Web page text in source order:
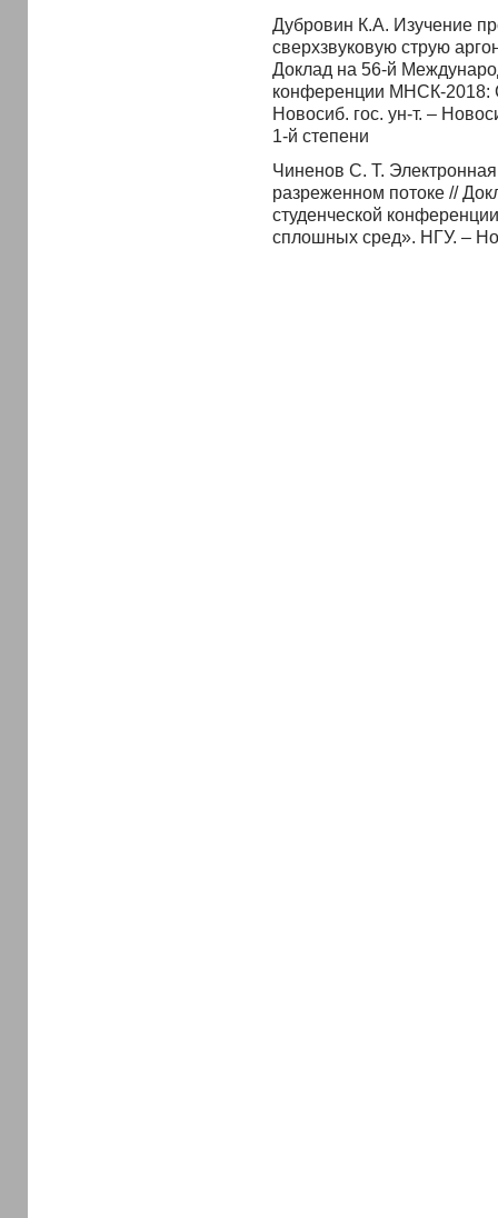
Дубровин К.А. Изучение
сверхзвуковую струю
Доклад на 56-й
конференции МНСК-2018:
Новосиб. гос. ун-т. –
1-й степени
Чиненов С. Т.
разреженном потоке //
студенческой
сплошных сред». НГУ. –